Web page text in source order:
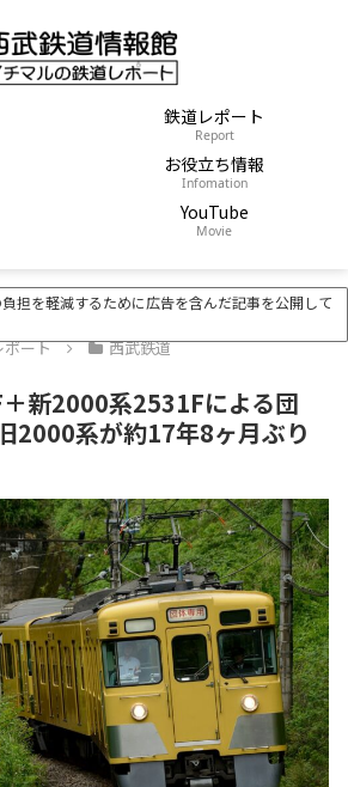
鉄道レポート
Report
お役立ち情報
Infomation
YouTube
Movie
担を軽減するために広告を含んだ記事を公開して
ポート 西武鉄道
新2000系2531Fによる団
2000系が約17年8ヶ月ぶり